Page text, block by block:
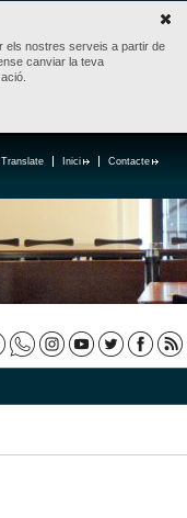
els nostres serveis a partir de
canviar la teva
Contacte
Inici